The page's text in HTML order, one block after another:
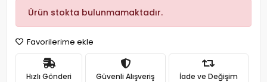
Ürün stokta bulunmamaktadır.
Favorilerime ekle
Hızlı Gönderi Güvenli Alışveriş İade ve Değişim